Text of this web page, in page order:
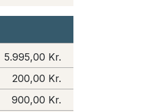
5.995,00 Kr.
200,00 Kr.
900,00 Kr.